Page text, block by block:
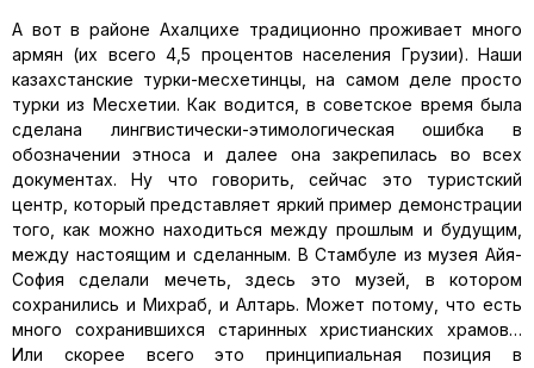
А вот в районе Ахалцихе традиционно проживает много
армян (их всего 4,5 процентов населения Грузии). Наши
казахстанские турки-месхетинцы, на самом деле просто
турки из Месхетии. Как водится, в советское время была
сделана лингвистически-этимологическая ошибка в
обозначении этноса и далее она закрепилась во всех
документах. Ну что говорить, сейчас это туристский
центр, который представляет яркий пример демонстрации
того, как можно находиться между прошлым и будущим,
между настоящим и сделанным. В Стамбуле из музея Айя-
София сделали мечеть, здесь это музей, в котором
сохранились и Михраб, и Алтарь. Может потому, что есть
много сохранившихся старинных христианских храмов…
Или скорее всего это принципиальная позиция в